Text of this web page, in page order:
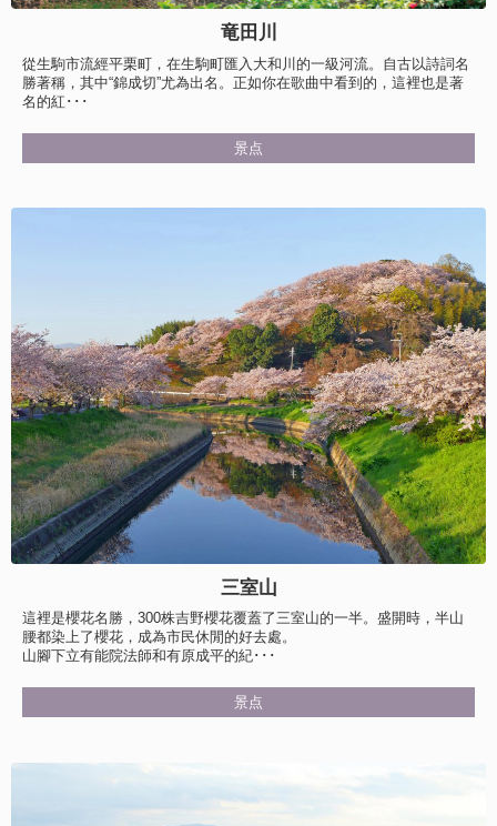
竜田川
從生駒市流經平栗町，在生駒町匯入大和川的一級河流。自古以詩詞名
勝著稱，其中“錦成切”尤為出名。正如你在歌曲中看到的，這裡也是著
名的紅･･･
景点
三室山
這裡是櫻花名勝，300株吉野櫻花覆蓋了三室山的一半。盛開時，半山
腰都染上了櫻花，成為市民休閒的好去處。
山腳下立有能院法師和有原成平的紀･･･
景点